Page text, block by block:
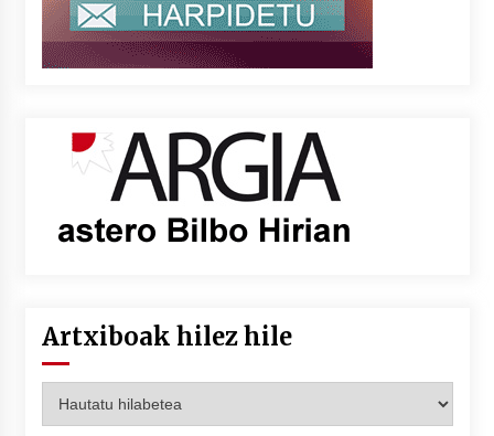
Artxiboak hilez hile
hilez